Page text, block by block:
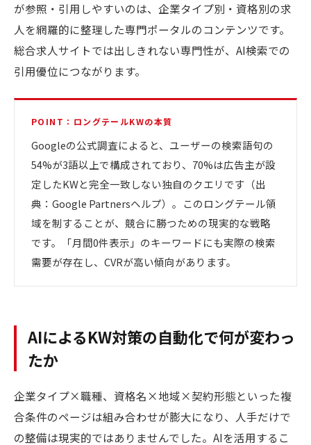
が参照・引用しやすいのは、企業タイプ別・資格別の求
人を網羅的に整理した専門ポータルのコンテンツです。
総合求人サイトでは出しきれない専門性が、AI検索での
引用優位につながります。
POINT：ロングテールKWの本質
Googleの公式調査によると、ユーザーの検索語句の
54%が3語以上で構成されており、70%は広告主が設
定したKWと完全一致しない独自のクエリです（出
典：Google Partnersヘルプ）。このロングテール領
域を制することが、競合に勝つための現実的な戦略
です。「月間0件表示」のキーワードにも実際の検索
需要が存在し、CVRが高い傾向があります。
AIによるKW対策の自動化で何が変わっ
たか
企業タイプ×職種、資格名×地域×契約形態といった複
合条件のページは組み合わせが膨大になり、人手だけで
の整備は現実的ではありませんでした。AIを活用するこ